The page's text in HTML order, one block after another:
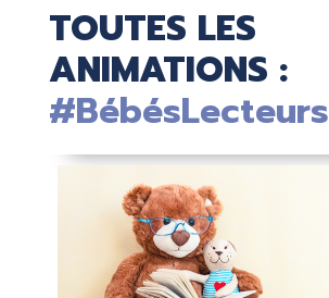
TOUTES LES
ANIMATIONS :
#BébésLecteurs